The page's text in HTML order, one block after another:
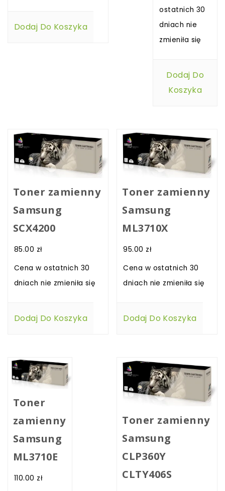
Dodaj Do Koszyka
ostatnich 30
dniach nie
zmieniła się
Dodaj Do
Koszyka
Toner zamienny
Samsung
SCX4200
85.00 zł
Cena w ostatnich 30
dniach nie zmieniła się
Dodaj Do Koszyka
Toner zamienny
Samsung
ML3710X
95.00 zł
Cena w ostatnich 30
dniach nie zmieniła się
Dodaj Do Koszyka
Toner
zamienny
Samsung
ML3710E
110.00 zł
Toner zamienny
Samsung
CLP360Y
CLTY406S